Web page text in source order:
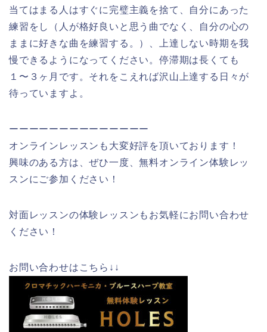
当てはまる人はすぐに完璧主義を捨て、自分にあった
練習をし（人が格好良いと思う曲でなく、自分の心の
ままに好きな曲を練習する。）、上達しない時期を我
慢できるようになってください。停滞期は長くても
１〜３ヶ月です。それをこえれば沢山上達する日々が
待っていますよ。
ーーーーーーーーーーーーーー
オンラインレッスンも大変好評を頂いております！
興味のある方は、ぜひ一度、無料オンライン体験レッ
スンにご参加ください！
対面レッスンの体験レッスンもお気軽にお問い合わせ
ください！
お問い合わせはこちら↓↓